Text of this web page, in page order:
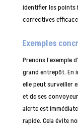
identifier les points
correctives
Exemples
Prenons l’exemple
grand entrepôt. En
elle peut surveiller
et de ses
alerte est
rapide. Cela évite